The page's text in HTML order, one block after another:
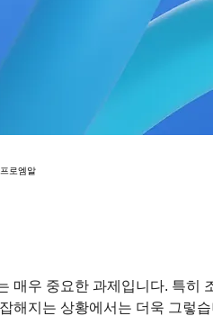
프로엠알
매우 중요한 과제입니다. 특히
해지는 상황에서는 더욱 그렇습